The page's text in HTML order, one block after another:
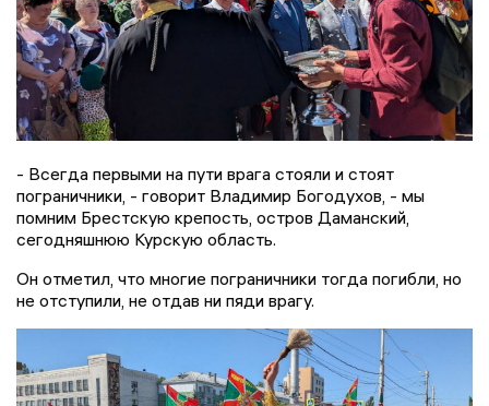
- Всегда первыми на пути врага стояли и стоят
пограничники, - говорит Владимир Богодухов, - мы
помним Брестскую крепость, остров Даманский,
сегодняшнюю Курскую область.
Он отметил, что многие пограничники тогда погибли, но
не отступили, не отдав ни пяди врагу.